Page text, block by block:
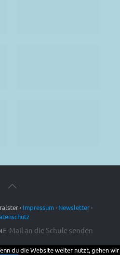
· Impressum· Newsletter·
E-Mail an die Schule senden
du die Website weiter nutzt, gehen wir